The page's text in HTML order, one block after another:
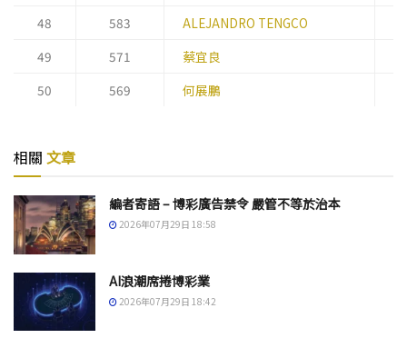
48
583 ALEJANDRO TENGCO
49
571 蔡宜良
50
569 何展鵬
相關 文章
編者寄語 – 博彩廣告禁令 嚴管不等於治本
2026年07月29日 18:58
AI浪潮席捲博彩業
2026年07月29日 18:42